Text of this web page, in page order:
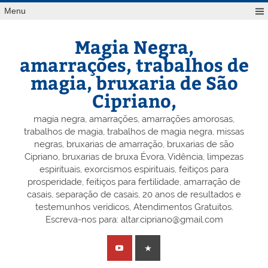
Skip
toMenu
Magia Negra,
amarrações, trabalhos de
magia, bruxaria de São
Cipriano,
magia negra, amarrações, amarrações amorosas,
trabalhos de magia, trabalhos de magia negra, missas
negras, bruxarias de amarração, bruxarias de são
Cipriano, bruxarias de bruxa Évora, Vidência, limpezas
espirituais, exorcismos espirituais, feitiços para
prosperidade, feitiços para fertilidade, amarração de
casais, separação de casais, 20 anos de resultados e
testemunhos verídicos, Atendimentos Gratuitos.
Escreva-nos para: altar.cipriano@gmail.com